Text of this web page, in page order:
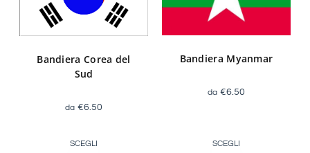
Bandiera Corea del
Sud
€6.50
SCEGLI
Bandiera Myanmar
€6.50
SCEGLI